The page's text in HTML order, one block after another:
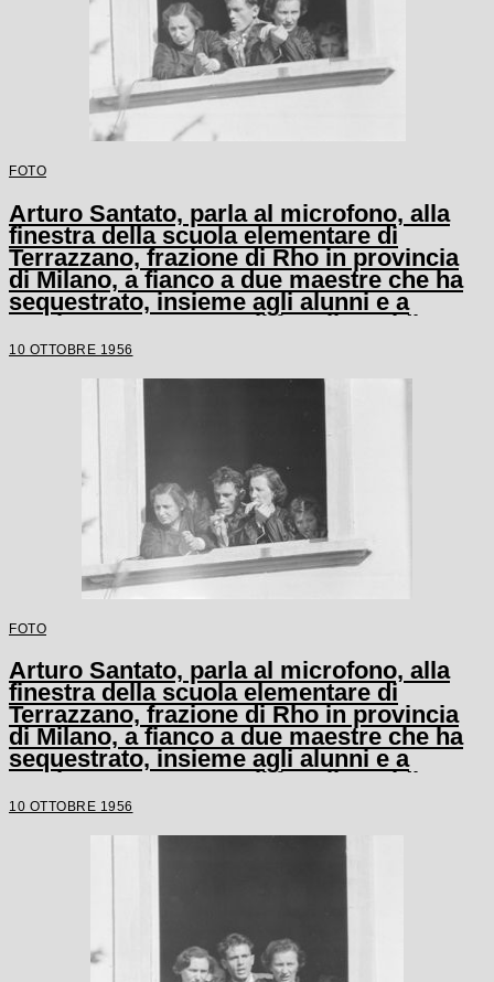
FOTO
Arturo Santato, parla al microfono, alla
finestra della scuola elementare di
Terrazzano, frazione di Rho in provincia
di Milano, a fianco a due maestre che ha
sequestrato, insieme agli alunni e a
un'altra maestra, con il fratello Egidio
10 OTTOBRE 1956
FOTO
Arturo Santato, parla al microfono, alla
finestra della scuola elementare di
Terrazzano, frazione di Rho in provincia
di Milano, a fianco a due maestre che ha
sequestrato, insieme agli alunni e a
un'altra maestra, con il fratello Egidio
10 OTTOBRE 1956